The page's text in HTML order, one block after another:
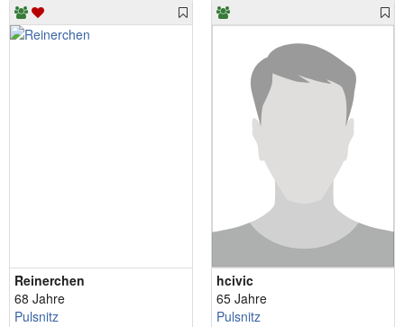
Reinerchen
68 Jahre
Pulsnitz
hcivic
65 Jahre
Pulsnitz